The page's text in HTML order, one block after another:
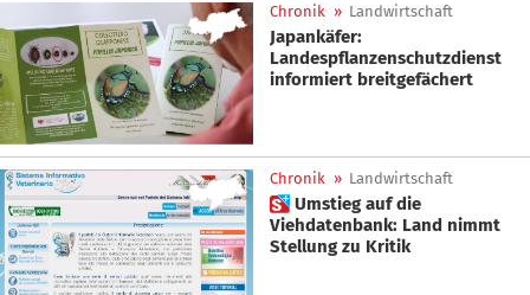
Chronik » Landwirtschaft
Japankäfer:
Landespflanzenschutzdienst
informiert breitgefächert
Chronik » Landwirtschaft
 Umstieg auf die
Viehdatenbank: Land nimmt
Stellung zu Kritik